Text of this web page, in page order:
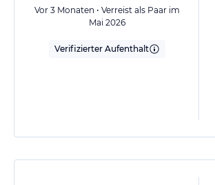
Vor 3 Monaten • Verreist als Paar im
Mai 2026
Verifizierter Aufenthalt